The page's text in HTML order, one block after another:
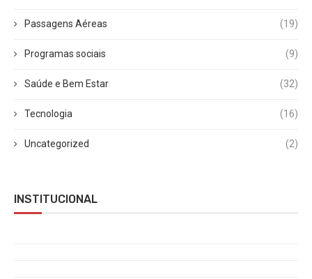
Passagens Aéreas (19)
Programas sociais (9)
Saúde e Bem Estar (32)
Tecnologia (16)
Uncategorized (2)
INSTITUCIONAL